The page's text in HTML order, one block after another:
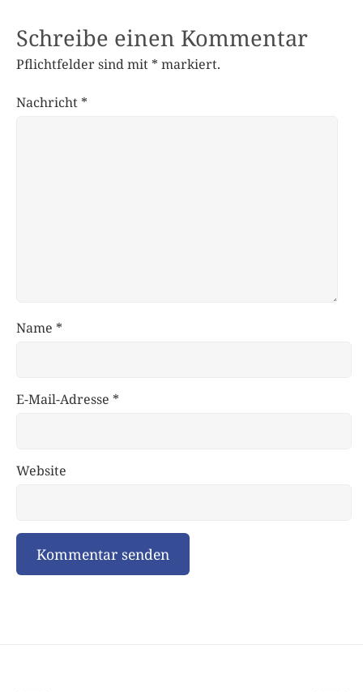
Schreibe einen Kommentar
Pflichtfelder sind mit * markiert.
Nachricht *
Name *
E-Mail-Adresse *
Website